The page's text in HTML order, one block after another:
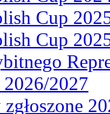
Cup
Cup
2027